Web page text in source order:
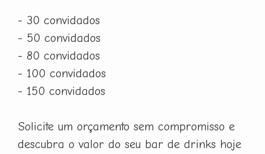
- 30 convidados
- 50 convidados
- 80 convidados
- 100 convidados
- 150 convidados
Solicite um orçamento sem compromisso e
descubra o valor do seu bar de drinks hoje